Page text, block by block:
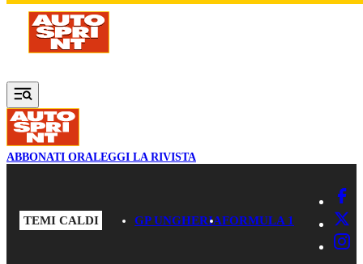
Vai al contenuto principale
ABBONATI ORALEGGI LA RIVISTA
TEMI CALDI GP UNGHERIAFORMULA 1